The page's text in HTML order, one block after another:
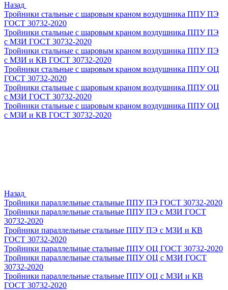
Назад
Тройники стальные с шаровым краном воздушника ППУ ПЭ
ГОСТ 30732-2020
Тройники стальные с шаровым краном воздушника ППУ ПЭ
с МЗИ ГОСТ 30732-2020
Тройники стальные с шаровым краном воздушника ППУ ПЭ
с МЗИ и КВ ГОСТ 30732-2020
Тройники стальные с шаровым краном воздушника ППУ ОЦ
ГОСТ 30732-2020
Тройники стальные с шаровым краном воздушника ППУ ОЦ
с МЗИ ГОСТ 30732-2020
Тройники стальные с шаровым краном воздушника ППУ ОЦ
с МЗИ и КВ ГОСТ 30732-2020
Назад
Тройники параллельные стальные ППУ ПЭ ГОСТ 30732-2020
Тройники параллельные стальные ППУ ПЭ с МЗИ ГОСТ
30732-2020
Тройники параллельные стальные ППУ ПЭ с МЗИ и КВ
ГОСТ 30732-2020
Тройники параллельные стальные ППУ ОЦ ГОСТ 30732-2020
Тройники параллельные стальные ППУ ОЦ с МЗИ ГОСТ
30732-2020
Тройники параллельные стальные ППУ ОЦ с МЗИ и КВ
ГОСТ 30732-2020